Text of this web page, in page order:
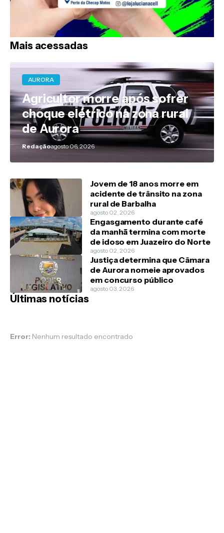
Mais acessadas
AURORA
Agricultor morre após sofrer
choque elétrico na zona rural
de Aurora
Redaçãoagosto 06, 2026
Jovem de 18 anos morre em
acidente de trânsito na zona
rural de Barbalha
agosto 02, 2026
Engasgamento durante café
da manhã termina com morte
de idoso em Juazeiro do Norte
agosto 02, 2026
Justiça determina que Câmara
de Aurora nomeie aprovados
em concurso público
agosto 03, 2026
Últimas notícias
Error: Nenhum resultado encontrado